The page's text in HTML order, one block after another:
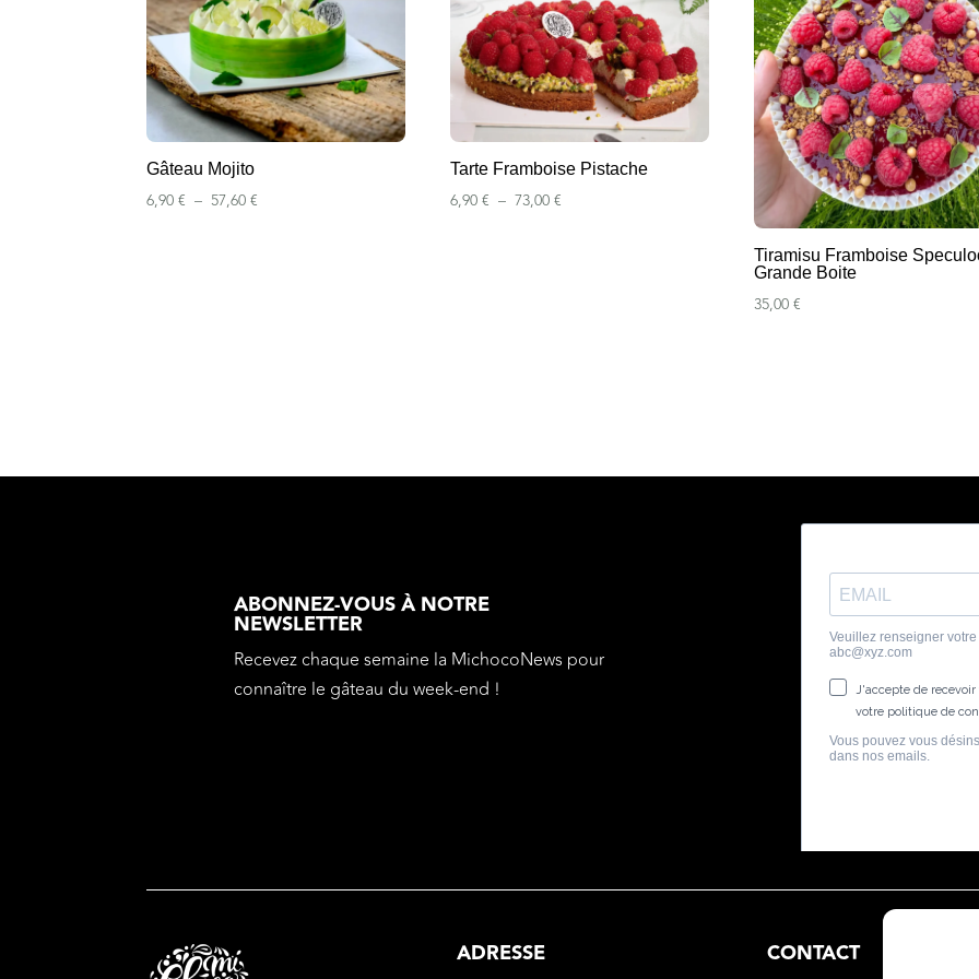
Gâteau Mojito
6,90€ – 57,60€
Tarte Framboise Pistache
6,90€ – 73,00€
Tiramisu Framboise
Grande Boite
35,00€
ABONNEZ-VOUS À NOTRE
NEWSLETTER
Recevez chaque semaine la MichocoNews pour
connaître le gâteau du week-end !
ADRESSE CONTACT